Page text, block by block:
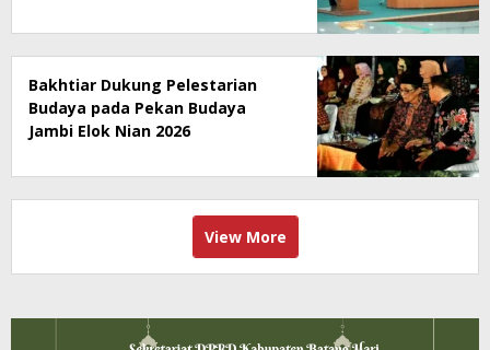
Bakhtiar Dukung Pelestarian
Budaya pada Pekan Budaya
Jambi Elok Nian 2026
View More